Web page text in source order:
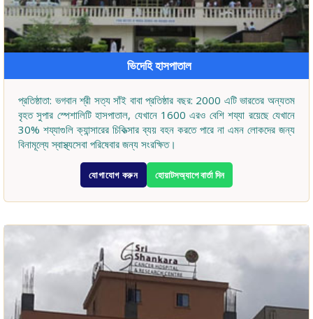
ভিদেহি হাসপাতাল
প্রতিষ্ঠাতা: ভগবান শ্রী সত্য সাঁই বাবা প্রতিষ্ঠার বছর: 2000 এটি ভারতের অন্যতম
বৃহত সুপার স্পেশালিটি হাসপাতাল, যেখানে 1600 এরও বেশি শয্যা রয়েছে যেখানে
30% শয্যাগুলি ক্যান্সারের চিকিত্সার ব্যয় বহন করতে পারে না এমন লোকদের জন্য
বিনামূল্যে স্বাস্থ্যসেবা পরিষেবার জন্য সংরক্ষিত।
যোগাযোগ করুন হোয়াটসঅ্যাপে বার্তা দিন